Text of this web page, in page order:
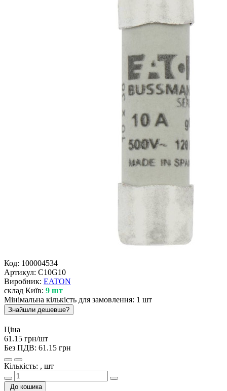
Код: 100004534
Артикул: C10G10
Виробник: EATON
склад Київ: 9 шт
Мінімальна кількість для замовлення: 1 шт
Знайшли дешевше?
Ціна
61.15 грн/шт
Без ПДВ: 61.15 грн
Кількість: , шт
До кошика